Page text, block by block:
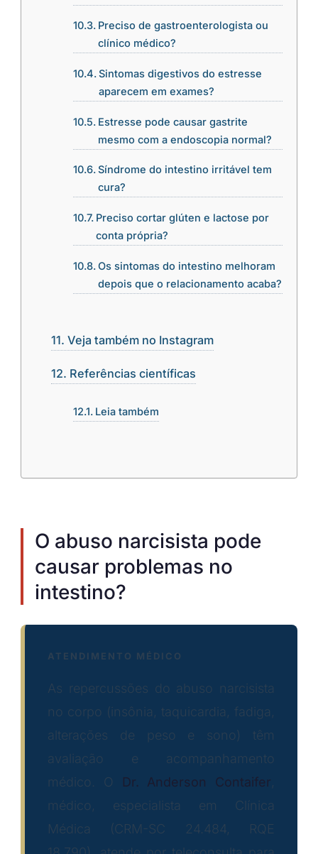
Preciso de gastroenterologista ou
clínico médico?
Sintomas digestivos do estresse
aparecem em exames?
Estresse pode causar gastrite
mesmo com a endoscopia normal?
Síndrome do intestino irritável tem
cura?
Preciso cortar glúten e lactose por
conta própria?
Os sintomas do intestino melhoram
depois que o relacionamento acaba?
Veja também no Instagram
Referências científicas
Leia também
O abuso narcisista pode
causar problemas no
intestino?
ATENDIMENTO MÉDICO
As repercussões do abuso narcisista
no corpo (insônia, taquicardia, fadiga,
alterações de peso e sono) têm
avaliação e acompanhamento
médico. O
Dr. Anderson Contaifer,
médico, especialista em Clínica
Médica (CRM-SC 24.484, RQE